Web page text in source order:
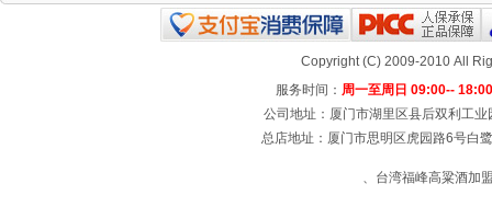
Copyright (C) 2009-2010 All
服务时间： 周一至周日 09:00-- 18:00
公司地址：厦门市湖里区县后双利工
总店地址：厦门市思明区虎园路6号白
、台湾福峰高粱酒加